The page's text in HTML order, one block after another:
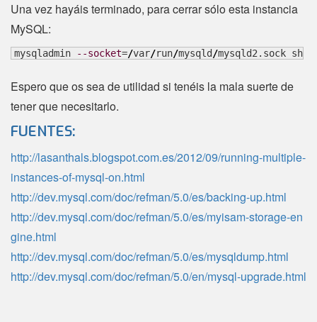
Una vez hayáis terminado, para cerrar sólo esta instancia
MySQL:
mysqladmin --socket=/var/run/mysqld /mysqld2.sock
Espero que os sea de utilidad si tenéis la mala suerte de
tener que necesitarlo.
FUENTES:
http://lasanthals.blogspot.com.es/2012/09/running-multiple-
instances-of-mysql-on.html
http://dev.mysql.com/doc/refman/5.0/es/backing-up.html
http://dev.mysql.com/doc/refman/5.0/es/myisam-storage-en
gine.html
http://dev.mysql.com/doc/refman/5.0/es/mysqldump.html
http://dev.mysql.com/doc/refman/5.0/en/mysql-upgrade.html